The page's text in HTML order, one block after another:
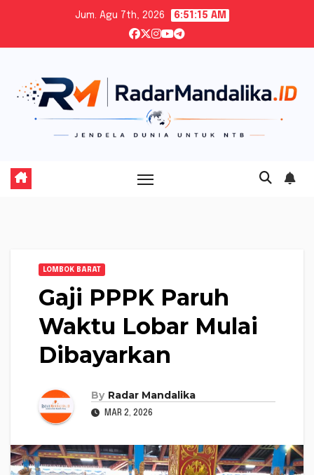
content
Jum. Agu 7th, 2026 6:51:16 AM
LOMBOK BARAT
Gaji PPPK Paruh
Waktu Lobar Mulai
Dibayarkan
By Radar Mandalika
MAR 2, 2026